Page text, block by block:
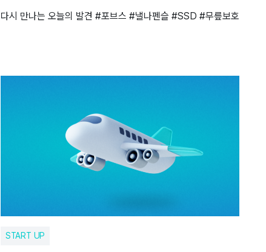
다시 만나는 오늘의 발견 #포브스 #낼나펜슬 #SSD #무릎보호
START UP